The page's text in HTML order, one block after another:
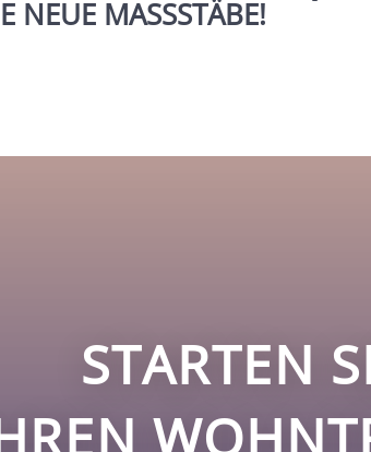
NEUE MASSSTÄBE!
STARTEN